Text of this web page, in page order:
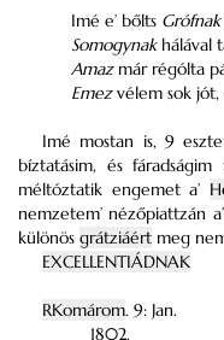
Imé e’ bőlts Grófnak
Somogynakhálával
Amazmár régólta
Emezvélem sok jót,
Imé mostan is, 9
bíztatásim, és
méltóztatik engemet a’
nemzetem’ nézőpiattzán a’
különös grátziáért meg
EXCELLENTIÁDNAK
RKomárom. 9: Jan.
1802.